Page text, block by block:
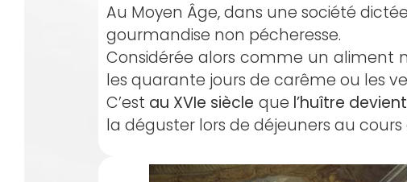
Au Moyen Âge, dans une société
gourmandise non pécheresse.
Considérée alors comme un aliment
les quarante jours de carême ou les
C’est au XVIe siècle que l’huître
la déguster lors de déjeuners au